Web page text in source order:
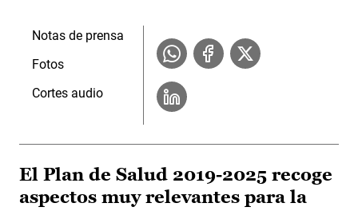
Notas de prensa
Fotos
Cortes audio
El Plan de Salud 2019-2025 recoge
aspectos muy relevantes para la